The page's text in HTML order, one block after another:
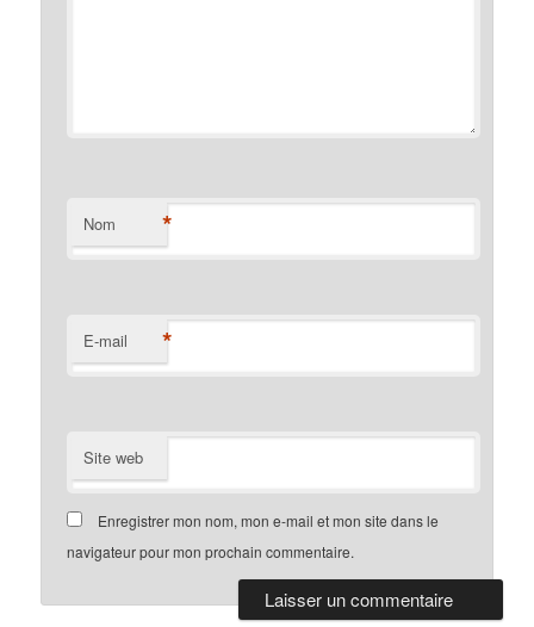
Nom *
E-mail *
Site web
Enregistrer mon nom, mon e-mail et mon site dans le
navigateur pour mon prochain commentaire.